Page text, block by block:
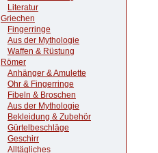
Literatur
Griechen
Fingerringe
Aus der Mythologie
Waffen & Rüstung
Römer
Anhänger & Amulette
Ohr & Fingerringe
Fibeln & Broschen
Aus der Mythologie
Bekleidung & Zubehör
Gürtelbeschläge
Geschirr
Alltägliches